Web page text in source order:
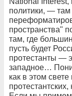
политики, — там
пространства"
там, где
пусть будет
протестанты —
западное…
как в этом